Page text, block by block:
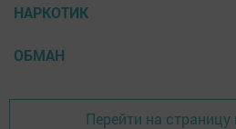
НАРКОТИК
ОБМАН
Перейти на страницу